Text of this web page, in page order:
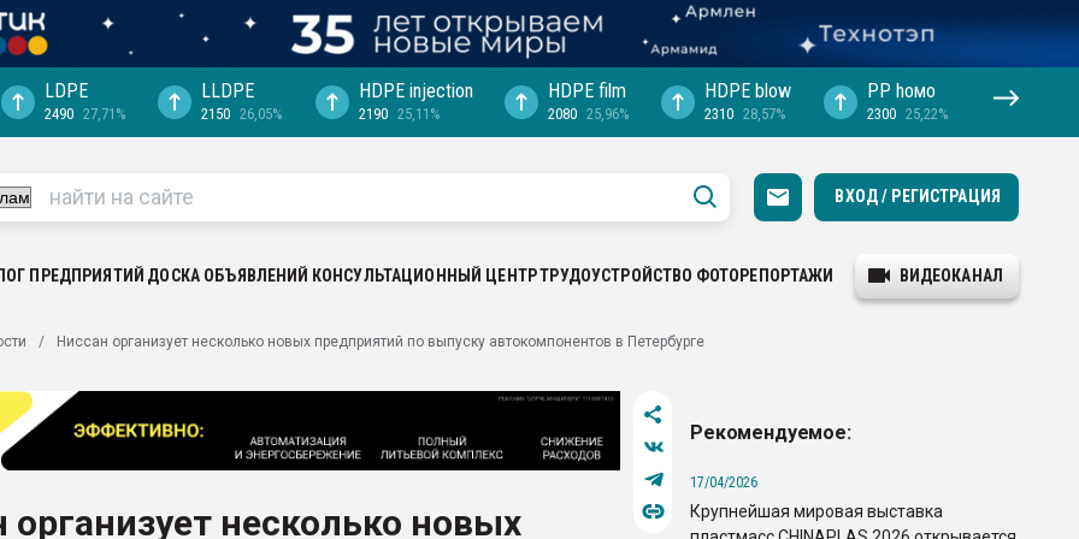
выходит на
рынке
LDPE
2490 27,71%
LLDPE
2150 26,05%
HDPE injection
2190 25,11%
HDPE film
2080 25,96%
HDPE blow
2310 28,57%
PP hомо
2300 25,22%
ВХОД / РЕГИСТРАЦИЯ
ПРЕДПРИЯТИЙ ДОСКА ОБЪЯВЛЕНИЙ КОНСУЛЬТАЦИОННЫЙ ЦЕНТРТРУДОУСТРОЙСТВО ФОТОРЕПОРТАЖИ ВИДЕОКАНАЛ
Ниссан организует несколько новых предприятий по выпуску автокомпонентов в Петербурге
организует несколько новых
Рекомендуемое:
17/04/2026
Крупнейшая мировая выставка